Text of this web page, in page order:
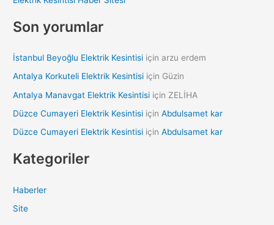
r
Son yorumlar
İstanbul Beyoğlu Elektrik Kesintisi içinarzu erdem
Antalya Korkuteli Elektrik Kesintisi için Güzin
Antalya Manavgat Elektrik Kesintisi için ZELİHA
Düzce Cumayeri Elektrik Kesintisi içinAbdulsamet kar
Düzce Cumayeri Elektrik Kesintisi içinAbdulsamet kar
Kategoriler
Haberler
Site